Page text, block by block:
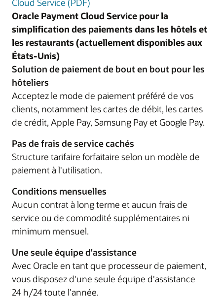
Cloud Service (PDF)
Oracle Payment Cloud Service pour la
simplification des paiements dans les hôtels et
les restaurants (actuellement disponibles aux
États-Unis)
Solution de paiement de bout en bout pour les
hôteliers
Acceptez le mode de paiement préféré de vos
clients, notamment les cartes de débit, les cartes
de crédit, Apple Pay, Samsung Pay et Google Pay.
Pas de frais de service cachés
Structure tarifaire forfaitaire selon un modèle de
paiement à l'utilisation.
Conditions mensuelles
Aucun contrat à long terme et aucun frais de
service ou de commodité supplémentaires ni
minimum mensuel.
Une seule équipe d'assistance
Avec Oracle en tant que processeur de paiement,
vous disposez d'une seule équipe d'assistance
24 h/24 toute l'année.